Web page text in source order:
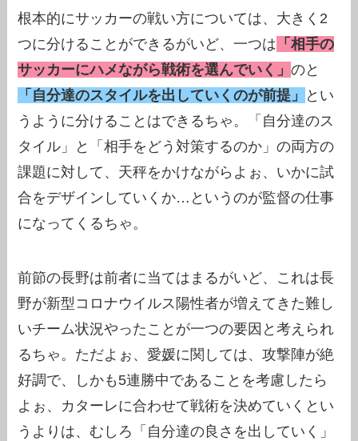
根本的にサッカーの戦い方については、大きく2
つに分けることができるがいど、一つは 「相手の
サッカーにハメながら戦術を選んでいく」のと
「自分達のスタイルを出していくのが前提」
とい
うように分けることはできるちゃ。「自分達のス
タイル」と「相手をどう対策するのか」の両方の
課題に対して、天秤をかけながらよぉ、いかに試
合をデザインしていくか…というのが監督の仕事
になってくるちゃ。
前節の長野は前者に当てはまるがいど、これは長
野が新型コロナウイルス陽性者が増えてきた難し
いチーム状況やったことが一つの要因と考えられ
るちゃ。ただよぉ、愛媛に関しては、攻撃陣が絶
好調で、しかも5連勝中であることを考慮したら
よぉ、カターレに合わせて戦術を決めていくとい
うよりは、むしろ「自分達の良さを出していく」